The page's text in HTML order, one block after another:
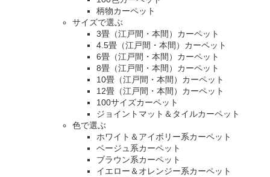
柄物カーペット
サイズで選ぶ
3畳（江戸間・本間）カーペット
4.5畳（江戸間・本間）カーペット
6畳（江戸間・本間）カーペット
8畳（江戸間・本間）カーペット
10畳（江戸間・本間）カーペット
12畳（江戸間・本間）カーペット
100サイズカーペット
ジョイントマット＆タイルカーペット
色で選ぶ
ホワイト＆アイボリー系カーペット
ベージュ系カーペット
ブラウン系カーペット
イエロー＆オレンジー系カーペット